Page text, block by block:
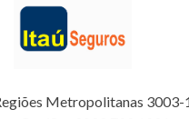
Metropolitanas 3003-